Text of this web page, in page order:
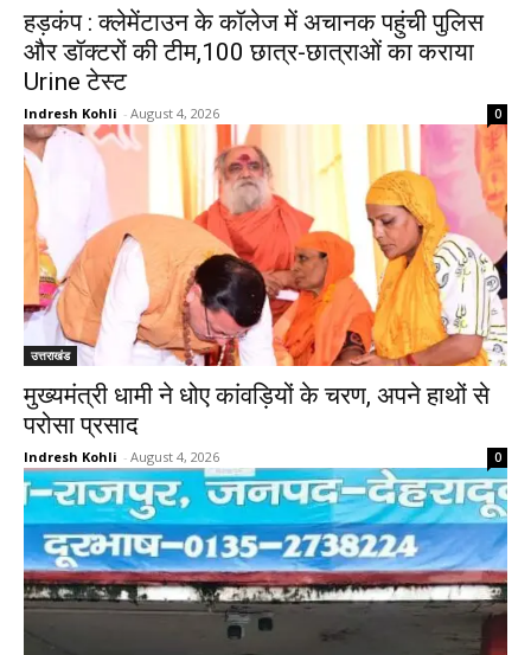
हड़कंप : क्लेमेंटाउन के कॉलेज में अचानक पहुंची पुलिस
और डॉक्टरों की टीम,100 छात्र-छात्राओं का कराया
Urine टेस्ट
Indresh Kohli - August 4, 2026 0
उत्तराखंड
मुख्यमंत्री धामी ने धोए कांवड़ियों के चरण, अपने हाथों से
परोसा प्रसाद
Indresh Kohli - August 4, 2026 0